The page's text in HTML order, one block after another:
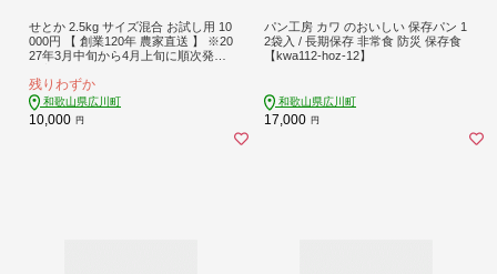
せとか 2.5kg サイズ混合 お試し用 10
000円 【 創業120年 農家直送 】 ※20
27年3月中旬から4月上旬に順次発送
果実 フルーツ 王様 晩柑 プレミアム
最高峰 【isy014-ota-2d5A】
残りわずか
和歌山県広川町
10,000 円
パン工房 カワ のおいしい 保存パン 1
2袋入 / 長期保存 非常食 防災 保存食
【kwa112-hoz-12】
和歌山県広川町
17,000 円